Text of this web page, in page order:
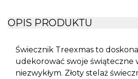
OPIS PRODUKTU
Świecznik Treexmas to
udekorować swoje świąteczne
niezwykłym. Złoty stelaż